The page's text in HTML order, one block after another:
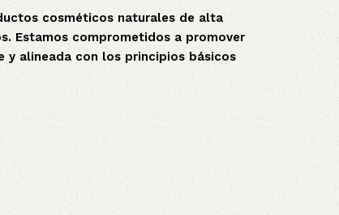
cosméticos naturales de alta
Estamos comprometidos a promover
y alineada con los principios básicos